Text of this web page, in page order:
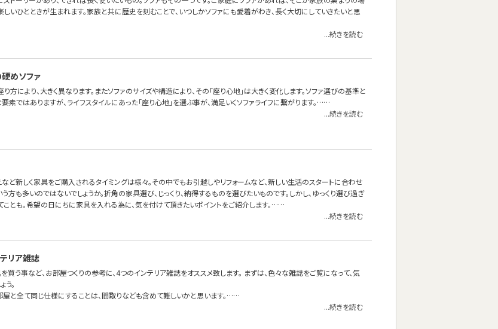
しいひとときが生まれます。家族と共に歴史を刻むことで、いつしかソファにも愛着がわき、長く大切にしていきたいと思
...続きを読む
めソファ
り方により、大きく異なります。またソファのサイズや構造により、その「座り心地」は大きく変化します。ソファ選びの基準と
素ではありますが、ライフスタイルにあった「座り心地」を選ぶ事が、満足いくソファライフに繋がります。……
...続きを読む
など新しく家具をご購入されるタイミングは様々。その中でもお引越しやリフォームなど、新しい生活のスタートに合わせ
も多いのではないでしょうか。折角の家具選び、じっくり、納得するものを選びたいものです。しかし、ゆっくり選び過ぎ
とも。希望の日にちに家具を入れる為に、気を付けて頂きたいポイントをご紹介します。……
...続きを読む
リア雑誌
う事など、お部屋つくりの参考に、4つのインテリア雑誌をオススメ致します。 まずは、色々な雑誌をご覧になって、気
。
と全て同じ仕様にすることは、間取りなども含めて難しいかと思います。……
...続きを読む